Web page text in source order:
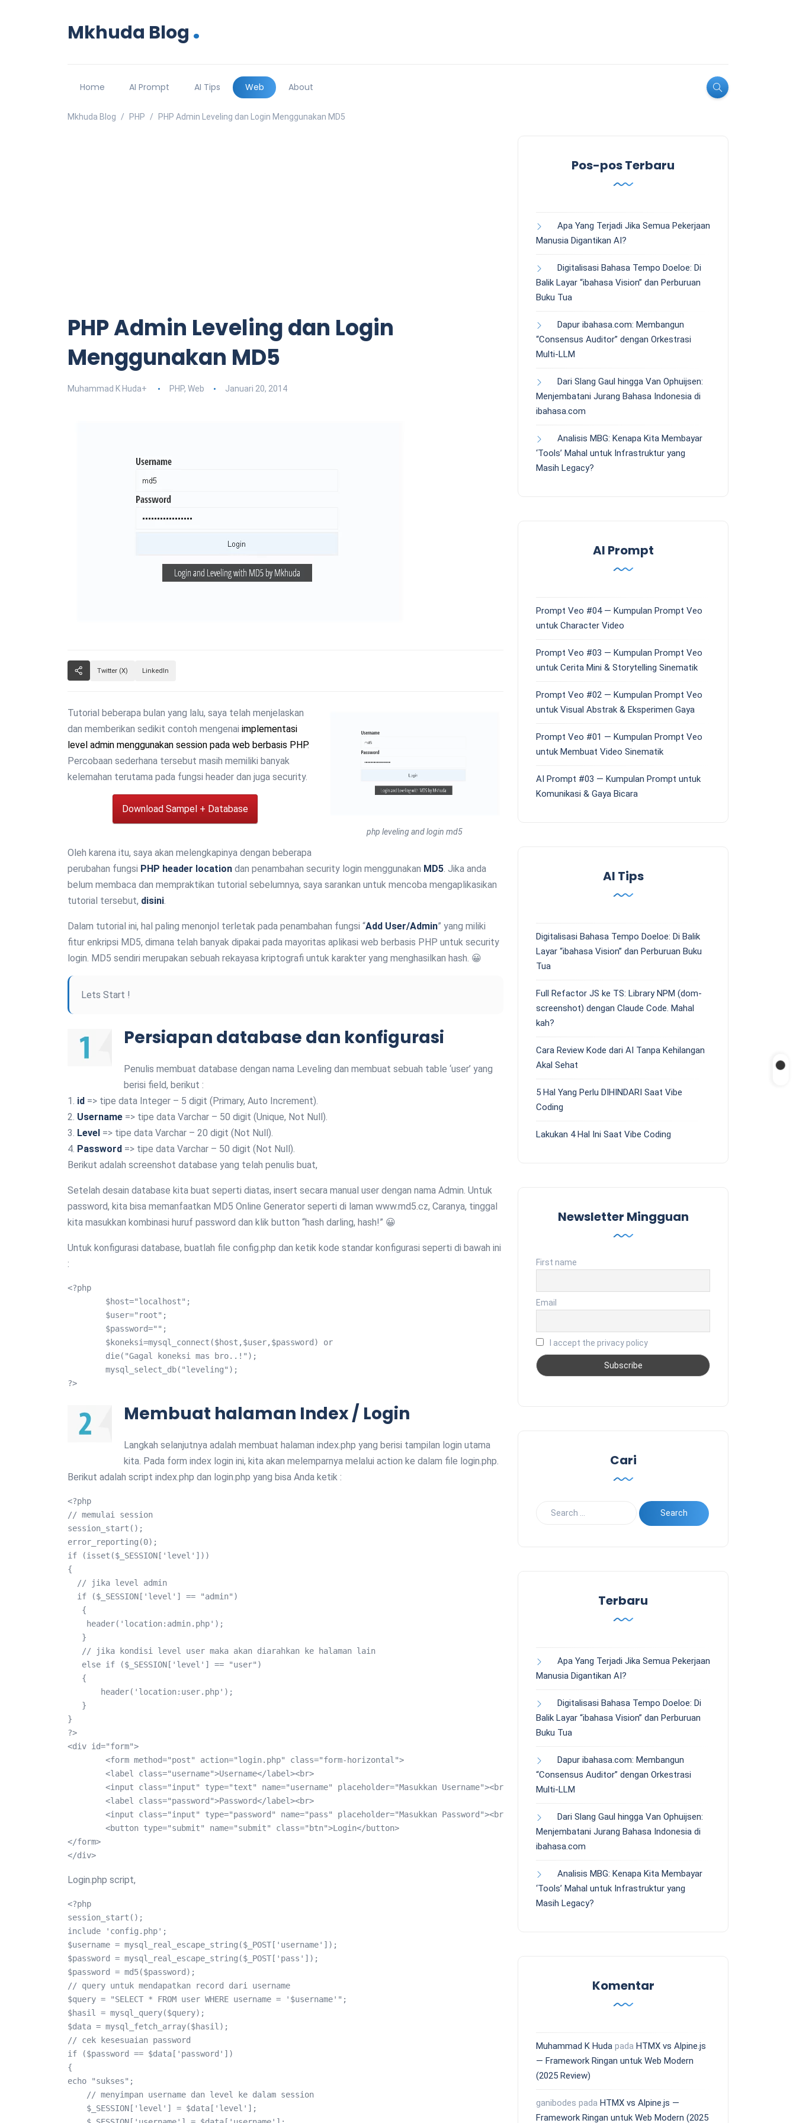
Mkhuda Blog .
Home AI Prompt AI Tips Web About
Mkhuda Blog PHP PHP Admin Leveling dan Login Menggunakan MD5
PHP Admin Leveling dan Login
Menggunakan MD5
Muhammad K Huda+ PHP, Web Januari 20, 2014
Twitter (X) LinkedIn
php leveling and login md5
Tutorial beberapa bulan yang lalu, saya telah menjelaskan
dan memberikan sedikit contoh mengenai implementasi
level admin menggunakan session pada web berbasis PHP.
Percobaan sederhana tersebut masih memiliki banyak
kelemahan terutama pada fungsi header dan juga security.
Download Sampel + Database
Oleh karena itu, saya akan melengkapinya dengan beberapa
perubahan fungsi PHP header location dan penambahan security login menggunakan MD5. Jika anda
belum membaca dan mempraktikan tutorial sebelumnya, saya sarankan untuk mencoba mengaplikasikan
tutorial tersebut, disini.
Dalam tutorial ini, hal paling menonjol terletak pada penambahan fungsi “Add User/Admin” yang miliki
fitur enkripsi MD5, dimana telah banyak dipakai pada mayoritas aplikasi web berbasis PHP untuk security
login. MD5 sendiri merupakan sebuah rekayasa kriptografi untuk karakter yang menghasilkan hash. 😀
Lets Start !
Persiapan database dan konfigurasi
Penulis membuat database dengan nama Leveling dan membuat sebuah table ‘user’ yang
berisi field, berikut :
1. id => tipe data Integer – 5 digit (Primary, Auto Increment).
2. Username => tipe data Varchar – 50 digit (Unique, Not Null).
3. Level => tipe data Varchar – 20 digit (Not Null).
4. Password => tipe data Varchar – 50 digit (Not Null).
Berikut adalah screenshot database yang telah penulis buat,
Setelah desain database kita buat seperti diatas, insert secara manual user dengan nama Admin. Untuk
password, kita bisa memanfaatkan MD5 Online Generator seperti di laman www.md5.cz, Caranya, tinggal
kita masukkan kombinasi huruf password dan klik button “hash darling, hash!” 😀
Untuk konfigurasi database, buatlah file config.php dan ketik kode standar konfigurasi seperti di bawah ini
:
<?php
?>
Membuat halaman Index / Login
Langkah selanjutnya adalah membuat halaman index.php yang berisi tampilan login utama
kita. Pada form index login ini, kita akan melemparnya melalui action ke dalam file login.php.
Berikut adalah script index.php dan login.php yang bisa Anda ketik :
<?php
// memulai session
session_start();
error_reporting(0);
if (isset($_SESSION['level']))
{
  // jika level admin
  if ($_SESSION['level'] == "admin")
   {
    header('location:admin.php');
   }
   // jika kondisi level user maka akan diarahkan ke halaman lain
   else if ($_SESSION['level'] == "user")
   {
       header('location:user.php');
   }
}
?>
<div id="form">
</form>
</div>
Login.php script,
<?php
session_start();
include 'config.php';
$username = mysql_real_escape_string($_POST['username']);
$password = mysql_real_escape_string($_POST['pass']);
$password = md5($password);
// query untuk mendapatkan record dari username
$query = "SELECT * FROM user WHERE username = '$username'";
$hasil = mysql_query($query);
$data = mysql_fetch_array($hasil);
// cek kesesuaian password
if ($password == $data['password'])
{
echo "sukses";
    // menyimpan username dan level ke dalam session
    $_SESSION['level'] = $data['level'];
Pos-pos Terbaru
Apa Yang Terjadi Jika Semua Pekerjaan
Manusia Digantikan AI?
Digitalisasi Bahasa Tempo Doeloe: Di
Balik Layar “ibahasa Vision” dan Perburuan
Buku Tua
Dapur ibahasa.com: Membangun
“Consensus Auditor” dengan Orkestrasi
Multi-LLM
Dari Slang Gaul hingga Van Ophuijsen:
Menjembatani Jurang Bahasa Indonesia di
ibahasa.com
Analisis MBG: Kenapa Kita Membayar
‘Tools’ Mahal untuk Infrastruktur yang
Masih Legacy?
AI Prompt
Prompt Veo #04 — Kumpulan Prompt Veo
untuk Character Video
Prompt Veo #03 — Kumpulan Prompt Veo
untuk Cerita Mini & Storytelling Sinematik
Prompt Veo #02 — Kumpulan Prompt Veo
untuk Visual Abstrak & Eksperimen Gaya
Prompt Veo #01 — Kumpulan Prompt Veo
untuk Membuat Video Sinematik
AI Prompt #03 — Kumpulan Prompt untuk
Komunikasi & Gaya Bicara
AI Tips
Digitalisasi Bahasa Tempo Doeloe: Di Balik
Layar “ibahasa Vision” dan Perburuan Buku
Tua
Full Refactor JS ke TS: Library NPM (dom-
screenshot) dengan Claude Code. Mahal
kah?
Cara Review Kode dari AI Tanpa Kehilangan
Akal Sehat
5 Hal Yang Perlu DIHINDARI Saat Vibe
Coding
Lakukan 4 Hal Ini Saat Vibe Coding
Newsletter Mingguan
First name
Email
I accept the privacy policy
Cari
Terbaru
Apa Yang Terjadi Jika Semua Pekerjaan
Manusia Digantikan AI?
Digitalisasi Bahasa Tempo Doeloe: Di
Balik Layar “ibahasa Vision” dan Perburuan
Buku Tua
Dapur ibahasa.com: Membangun
“Consensus Auditor” dengan Orkestrasi
Multi-LLM
Dari Slang Gaul hingga Van Ophuijsen:
Menjembatani Jurang Bahasa Indonesia di
ibahasa.com
Analisis MBG: Kenapa Kita Membayar
‘Tools’ Mahal untuk Infrastruktur yang
Masih Legacy?
Komentar
Muhammad K Huda pada HTMX vs Alpine.js
— Framework Ringan untuk Web Modern
(2025 Review)
ganibodes pada HTMX vs Alpine.js —
Framework Ringan untuk Web Modern (2025